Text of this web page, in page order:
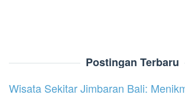
Postingan Terbaru
Wisata Sekitar Jimbaran Bali: